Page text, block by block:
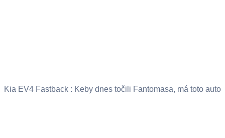
Kia EV4 Fastback : Keby dnes točili Fantomasa, má toto auto